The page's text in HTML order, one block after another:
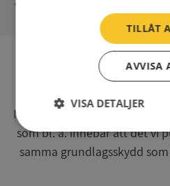
Syna har för
Myndigheten för press, radio
som bl. a. innebär att det vi
samma grundlagsskydd
TILLÅT
AVVISA
VISA DETALJER
Strikt
nödvändigt